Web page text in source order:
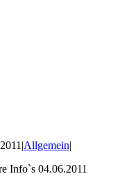
|Allgemein|
Info`s 04.06.2011